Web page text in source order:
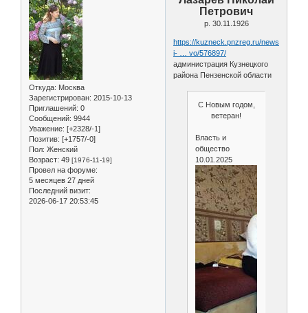
Откуда: Москва
Зарегистрирован: 2015-10-13
Приглашений: 0
Сообщений: 9944
Уважение: [+2328/-1]
Позитив: [+1757/-0]
Пол: Женский
Возраст: 49 [1976-11-19]
Провел на форуме:
5 месяцев 27 дней
Последний визит:
2026-06-17 20:53:45
Петрович
р. 30.11.1926
https://kuzneck.pnzreg.ru/news/vlast-
i- … vo/576897/
администрация Кузнецкого
района Пензенской области
С Новым годом,
ветеран!
Власть и
общество
10.01.2025